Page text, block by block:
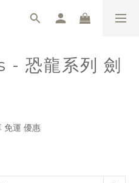
恐龍系列 劍
免運 優惠